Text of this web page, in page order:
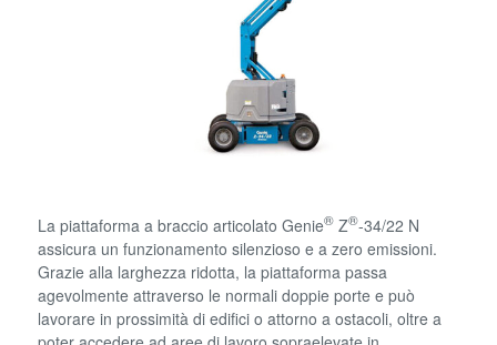
La piattaforma a braccio articolato Genie®Z®-34/22 N
assicura un funzionamento silenzioso e a zero emissioni.
Grazie alla larghezza ridotta, la piattaforma passa
agevolmente attraverso le normali doppie porte e può
lavorare in prossimità di edifici o attorno a ostacoli, oltre a